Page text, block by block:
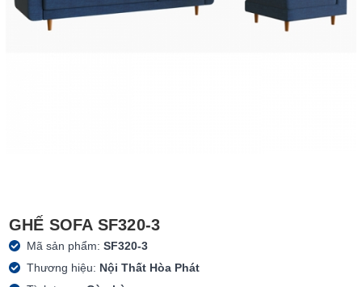
GHẾ SOFA SF320-3
Mã sản phẩm:SF320-3
Thương hiệu: Nội Thất Hòa Phát